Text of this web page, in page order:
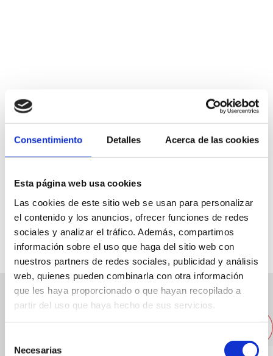
Consentimiento Detalles Acerca de las cookies
Esta página web usa cookies
Las cookies de este sitio web se usan para personalizar
el contenido y los anuncios, ofrecer funciones de redes
sociales y analizar el tráfico. Además, compartimos
información sobre el uso que haga del sitio web con
nuestros partners de redes sociales, publicidad y análisis
web, quienes pueden combinarla con otra información
que les haya proporcionado o que hayan recopilado a
partir del uso que haya hecho de sus servicios.
Necesarias
euroresidencias@euroresidencias.com
Otras empresas cercanas